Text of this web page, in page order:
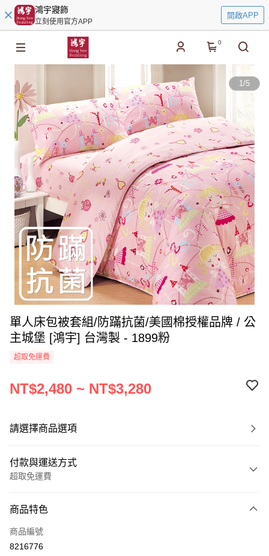
鴻宇寢飾
立刻使用官方APP
開啟APP
0
1/5
單人床包被套組/防蹣抗菌/美國棉授權品牌 / 公
主城堡 [鴻宇] 台灣製 - 1899粉
超取免運費
NT$2,480 ~ NT$3,280
請選擇商品選項
付款與運送方式
超取免運費
信用卡一次付款
超商取貨付款
商品特色
商品編號
8216776